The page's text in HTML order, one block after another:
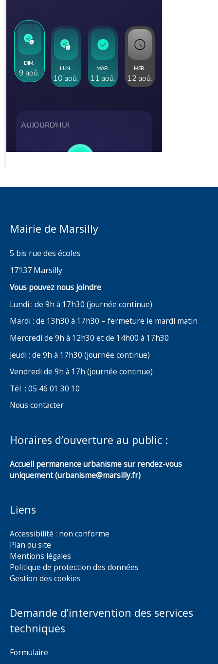
Mairie de Marsilly
5 bis rue des écoles
17137 Marsilly
Vous pouvez nous joindre
Lundi : de 9h à 17h30 (journée continue)
Mardi : de 13h30 à 17h30 – fermeture le mardi matin
Mercredi de 9h à 12h30 et de 14h00 à 17h30
Jeudi : de 9h à 17h30 (journée continue)
Vendredi de 9h à 17h (journée continue)
Tél : 05 46 01 30 10
Nous contacter
Horaires d’ouverture au public :
Accueil permanence urbanisme sur rendez-vous
uniquement (urbanisme@marsilly.fr)
Liens
Accessibilité : non conforme
Plan du site
Mentions légales
Politique de protection des données
Gestion des cookies
Demande d’intervention des services
techniques
Formulaire